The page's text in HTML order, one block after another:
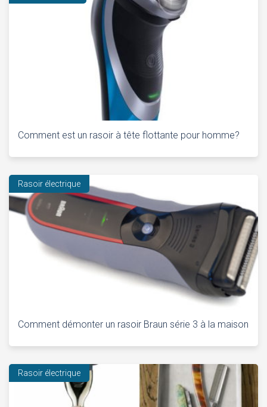
Comment est un rasoir à tête flottante pour homme?
Rasoir électrique
Comment démonter un rasoir Braun série 3 à la maison
Rasoir électrique